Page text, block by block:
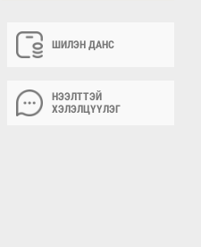
ШИЛЭН ДАНС
НЭЭЛТТЭЙ
ХЭЛЭЛЦҮҮЛЭГ